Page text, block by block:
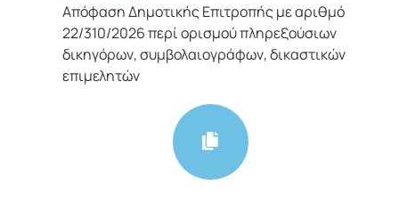
Απόφαση Δημοτικής Επιτροπής με αριθμό
22/310/2026 περί ορισμού πληρεξούσιων
δικηγόρων, συμβολαιογράφων, δικαστικών
επιμελητών